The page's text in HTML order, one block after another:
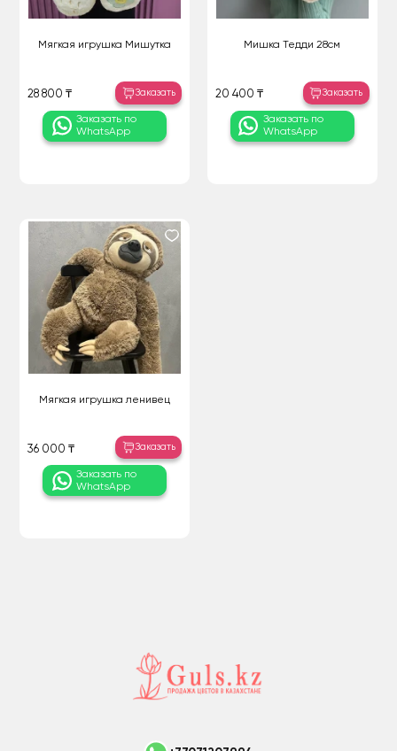
Мягкая игрушка Мишутка
28 800 ₸ Заказать
Заказать по
WhatsApp
Мишка Тедди 28см
20 400 ₸ Заказать
Заказать по
WhatsApp
Мягкая игрушка ленивец
36 000 ₸ Заказать
Заказать по
WhatsApp